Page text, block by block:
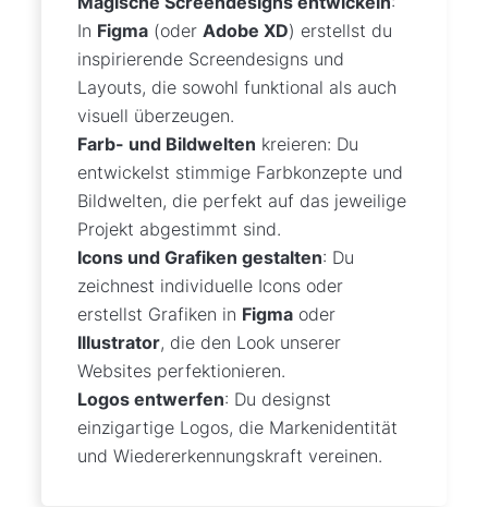
In Figma(oder Adobe XD) erstellst du
inspirierende Screendesigns und
Layouts, die sowohl funktional als auch
visuell überzeugen.
Farb- und Bildwelten kreieren: Du
entwickelst stimmige Farbkonzepte und
Bildwelten, die perfekt auf das jeweilige
Projekt abgestimmt sind.
Icons und Grafiken gestalten: Du
zeichnest individuelle Icons oder
erstellst Grafiken in Figmaoder
Illustrator, die den Look unserer
Websites perfektionieren.
Logos entwerfen: Du designst
einzigartige Logos, die Markenidentität
und Wiedererkennungskraft vereinen.